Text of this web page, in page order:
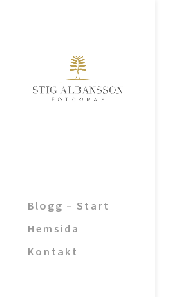
Blogg – Start
Hemsida
Kontakt